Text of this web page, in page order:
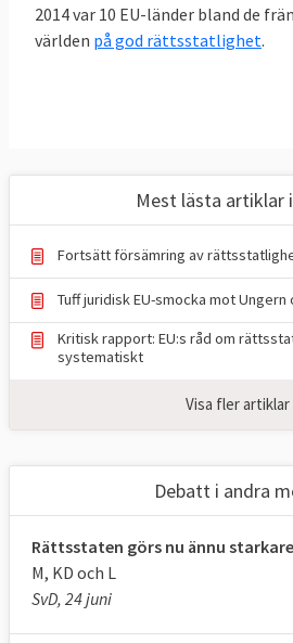
Grundläggande regler för
makt och skydda personer,
företags rättigheter mot
korruption och allmän
Enligt ett meddelande från
variera på nationell nivå,
medlemsstats
demokrati och respekt för
rättigheter är en omöjlighet
rättsstatsprincipen inte
2014 var 10 EU-länder bland de
världen på god rättsstatlighet.
Mest lästa artiklar
Fortsätt försämring av
Tuff juridisk EU-smocka mot
Kritisk rapport: EU:s råd om
systematiskt
Visa fler artiklar
Debatt i andra
Rättsstaten görs nu ännu starkare
M, KD och L
SvD, 24 juni